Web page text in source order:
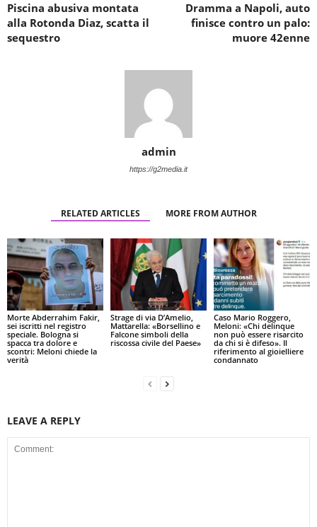
Piscina abusiva montata
alla Rotonda Diaz, scatta il
sequestro
Dramma a Napoli, auto
finisce contro un palo:
muore 42enne
admin
https://g2media.it
RELATED ARTICLES MORE FROM AUTHOR
Morte Abderrahim Fakir,
sei iscritti nel registro
speciale. Bologna si
spacca tra dolore e
scontri: Meloni chiede la
verità
Strage di via D’Amelio,
Mattarella: «Borsellino e
Falcone simboli della
riscossa civile del Paese»
Caso Mario Roggero,
Meloni: «Chi delinque
non può essere risarcito
da chi si è difeso». Il
riferimento al gioielliere
condannato
LEAVE A REPLY